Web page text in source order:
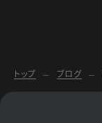
トップ ブログ